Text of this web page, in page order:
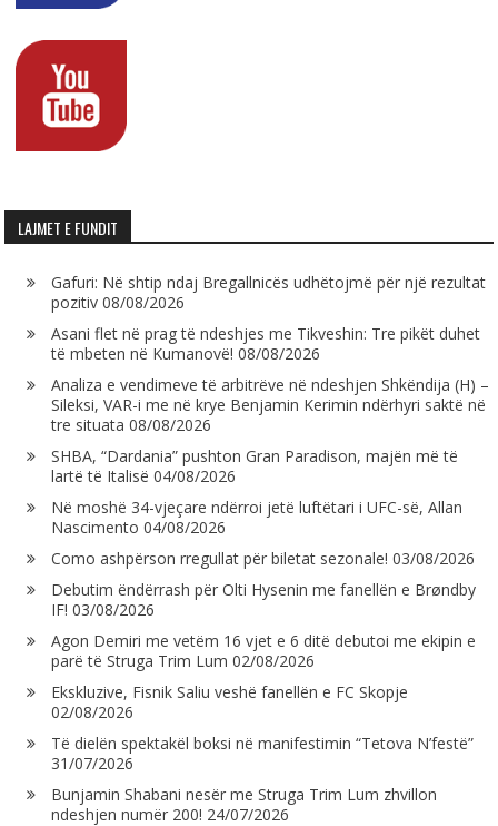
LAJMET E FUNDIT
Gafuri: Në shtip ndaj Bregallnicës udhëtojmë për një rezultat
pozitiv 08/08/2026
Asani flet në prag të ndeshjes me Tikveshin: Tre pikët duhet
të mbeten në Kumanovë! 08/08/2026
Analiza e vendimeve të arbitrëve në ndeshjen Shkëndija (H) –
Sileksi, VAR-i me në krye Benjamin Kerimin ndërhyri saktë në
tre situata 08/08/2026
SHBA, “Dardania” pushton Gran Paradison, majën më të
lartë të Italisë 04/08/2026
Në moshë 34-vjeçare ndërroi jetë luftëtari i UFC-së, Allan
Nascimento 04/08/2026
Como ashpërson rregullat për biletat sezonale! 03/08/2026
Debutim ëndërrash për Olti Hysenin me fanellën e Brøndby
IF! 03/08/2026
Agon Demiri me vetëm 16 vjet e 6 ditë debutoi me ekipin e
parë të Struga Trim Lum 02/08/2026
Ekskluzive, Fisnik Saliu veshë fanellën e FC Skopje
02/08/2026
Të dielën spektakël boksi në manifestimin “Tetova N’festë”
31/07/2026
Bunjamin Shabani nesër me Struga Trim Lum zhvillon
ndeshjen numër 200! 24/07/2026